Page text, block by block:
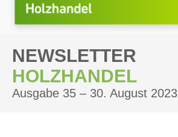
NEWSLETTER
HOLZHANDEL
Ausgabe 35 – 30. August 2023